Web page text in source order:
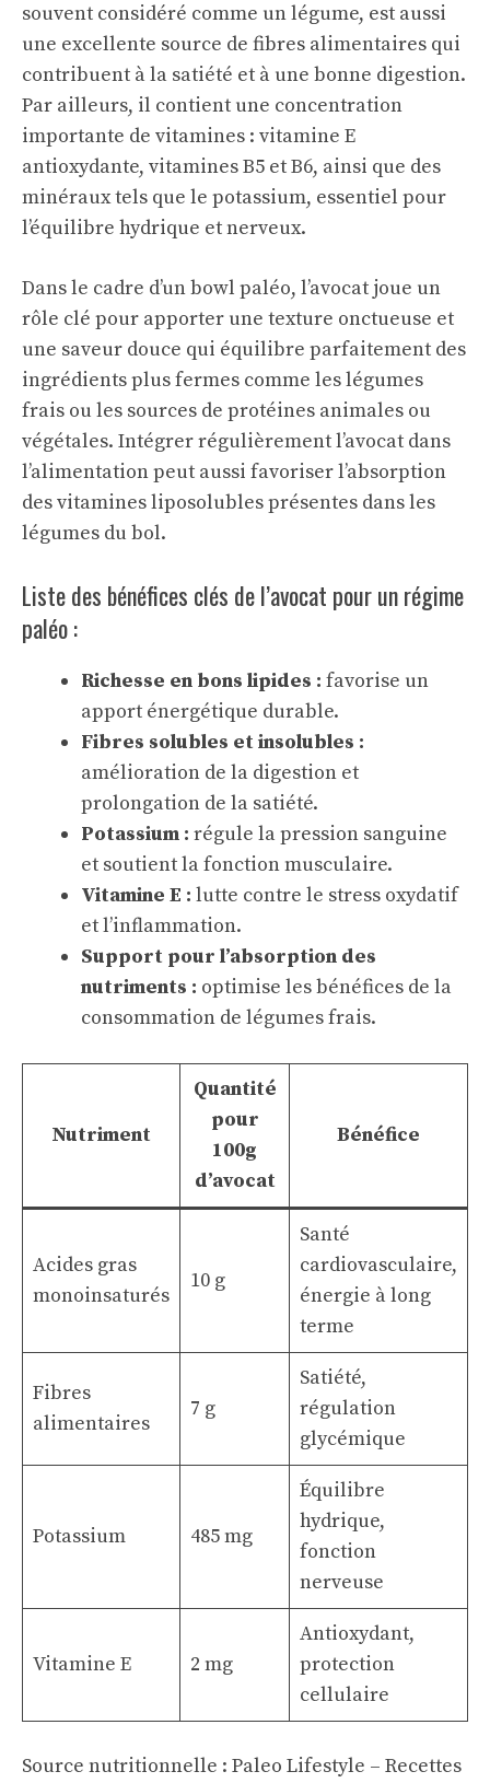
souvent considéré comme un légume, est aussi
une excellente source de fibres alimentaires qui
contribuent à la satiété et à une bonne digestion.
Par ailleurs, il contient une concentration
importante de vitamines : vitamine E
antioxydante, vitamines B5 et B6, ainsi que des
minéraux tels que le potassium, essentiel pour
l’équilibre hydrique et nerveux.
Dans le cadre d’un bowl paléo, l’avocat joue un
rôle clé pour apporter une texture onctueuse et
une saveur douce qui équilibre parfaitement des
ingrédients plus fermes comme les légumes
frais ou les sources de protéines animales ou
végétales. Intégrer régulièrement l’avocat dans
l’alimentation peut aussi favoriser l’absorption
des vitamines liposolubles présentes dans les
légumes du bol.
Liste des bénéfices clés de l’avocat pour un régime
paléo :
Richesse en bons lipides : favorise un
apport énergétique durable.
Fibres solubles et insolubles :
amélioration de la digestion et
prolongation de la satiété.
Potassium : régule la pression sanguine
et soutient la fonction musculaire.
Vitamine E : lutte contre le stress oxydatif
et l’inflammation.
Support pour l’absorption des
nutriments : optimise les bénéfices de la
consommation de légumes frais.
Nutriment
Quantité
pour
100g
d’avocat
Bénéfice
Acides gras
monoinsaturés
10 g
Santé
cardiovasculaire,
énergie à long
terme
Fibres
alimentaires
7 g
Satiété,
régulation
glycémique
Potassium 485 mg
Équilibre
hydrique,
fonction
nerveuse
Vitamine E 2 mg
Antioxydant,
protection
cellulaire
Source nutritionnelle : Paleo Lifestyle – Recettes